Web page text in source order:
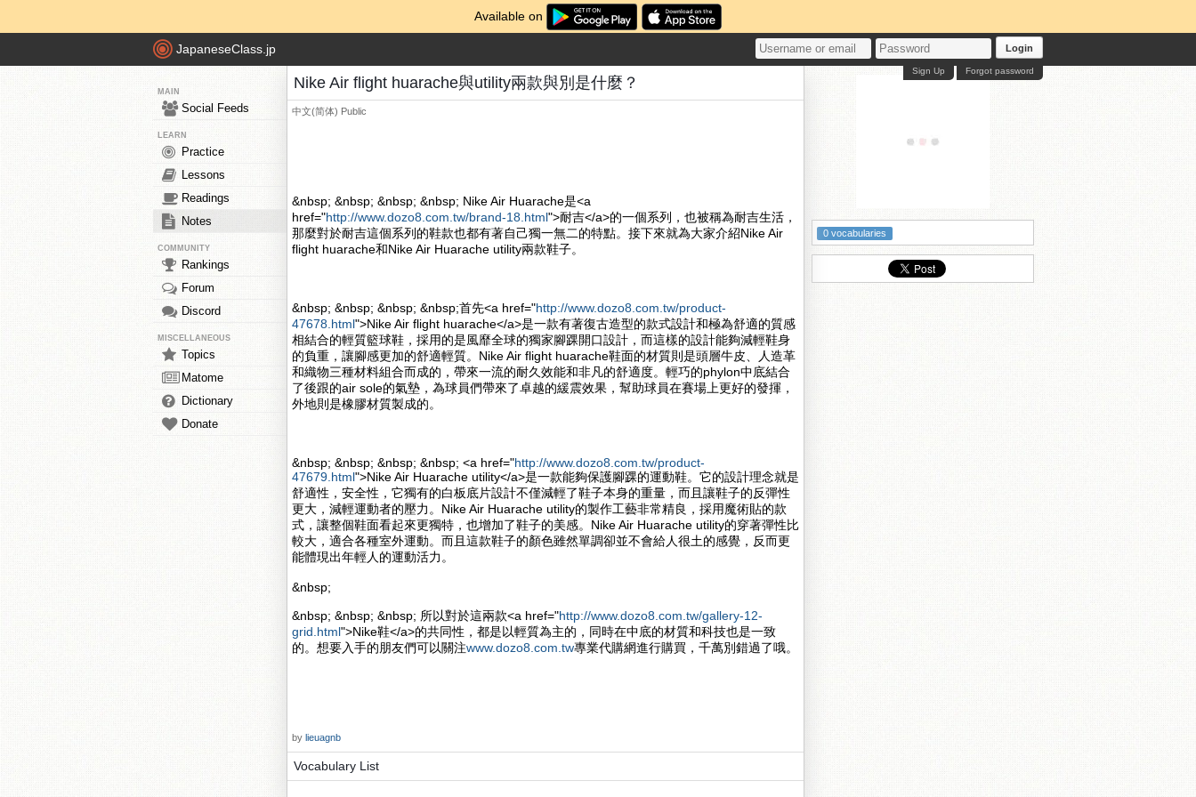
Available on
JapaneseClass.jp Login
Forgot password
Sign Up
MAIN
Social Feeds
LEARN
Practice
Lessons
Readings
Notes
COMMUNITY
Rankings
Forum
Discord
MISCELLANEOUS
Topics
Matome
Dictionary
Donate
Nike Air flight huarache與utility兩款與別是什麼？
中文(简体) Public
&nbsp; &nbsp; &nbsp; &nbsp; Nike Air Huarache是<a
href="http://www.dozo8.com.tw/brand-18.html">耐吉</a>的一個系列，也被稱為耐吉生活，
那麼對於耐吉這個系列的鞋款也都有著自己獨一無二的特點。接下來就為大家介紹Nike Air
flight huarache和Nike Air Huarache utility兩款鞋子。
&nbsp; &nbsp; &nbsp; &nbsp;首先<a href="http://www.dozo8.com.tw/product-
47678.html">Nike Air flight huarache</a>是一款有著復古造型的款式設計和極為舒適的質感
相結合的輕質籃球鞋，採用的是風靡全球的獨家腳踝開口設計，而這樣的設計能夠減輕鞋身
的負重，讓腳感更加的舒適輕質。Nike Air flight huarache鞋面的材質則是頭層牛皮、人造革
和織物三種材料組合而成的，帶來一流的耐久效能和非凡的舒適度。輕巧的phylon中底結合
了後跟的air sole的氣墊，為球員們帶來了卓越的緩震效果，幫助球員在賽場上更好的發揮，
外地則是橡膠材質製成的。
&nbsp; &nbsp; &nbsp; &nbsp; <a href="http://www.dozo8.com.tw/product-
47679.html">Nike Air Huarache utility</a>是一款能夠保護腳踝的運動鞋。它的設計理念就是
舒適性，安全性，它獨有的白板底片設計不僅減輕了鞋子本身的重量，而且讓鞋子的反彈性
更大，減輕運動者的壓力。Nike Air Huarache utility的製作工藝非常精良，採用魔術貼的款
式，讓整個鞋面看起來更獨特，也增加了鞋子的美感。Nike Air Huarache utility的穿著彈性比
較大，適合各種室外運動。而且這款鞋子的顏色雖然單調卻並不會給人很土的感覺，反而更
能體現出年輕人的運動活力。
&nbsp;
&nbsp; &nbsp; &nbsp; 所以對於這兩款<a href="http://www.dozo8.com.tw/gallery-12-
grid.html">Nike鞋</a>的共同性，都是以輕質為主的，同時在中底的材質和科技也是一致
的。想要入手的朋友們可以關注www.dozo8.com.tw專業代購網進行購買，千萬別錯過了哦。
by lieuagnb
Vocabulary List
0 vocabularies